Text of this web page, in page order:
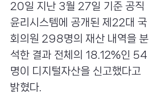
20일 지난 3월 27일 기준 공직
윤리시스템에 공개된 제22대 국
회의원 298명의 재산 내역을 분
석한 결과 전체의 18.12%인 54
명이 디지털자산을 신고했다고
밝혔다.